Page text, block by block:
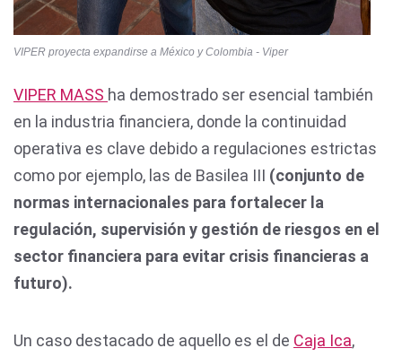
VIPER proyecta expandirse a México y Colombia - Viper
VIPER MASS ha demostrado ser esencial también
en la industria financiera, donde la continuidad
operativa es clave debido a regulaciones estrictas
como por ejemplo, las de Basilea III (conjunto de
normas internacionales para fortalecer la
regulación, supervisión y gestión de riesgos en el
sector financiera para evitar crisis financieras a
futuro).
Un caso destacado de aquello es el de Caja Ica,